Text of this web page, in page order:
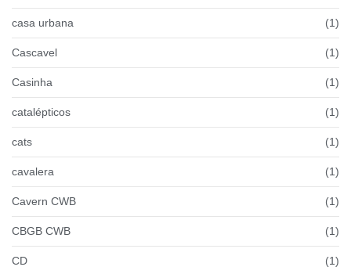
casa urbana (1)
Cascavel (1)
Casinha (1)
catalépticos (1)
cats (1)
cavalera (1)
Cavern CWB (1)
CBGB CWB (1)
CD (1)